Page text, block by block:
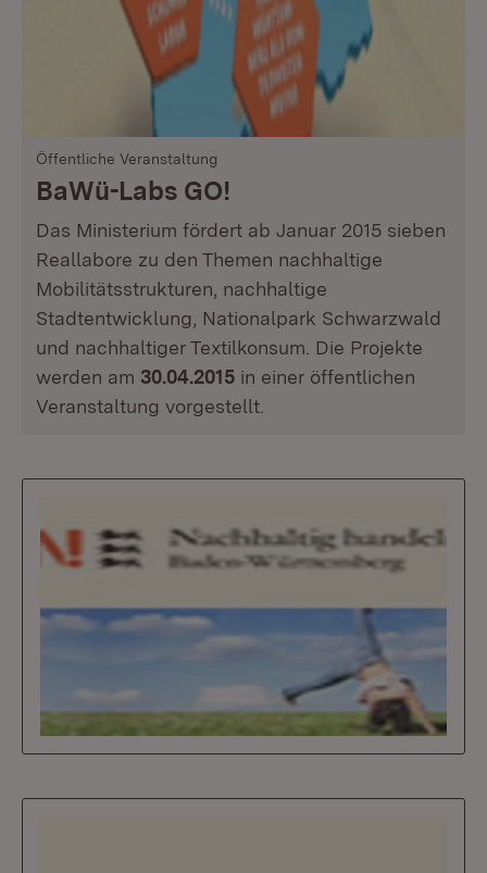
Öffentliche Veranstaltung
BaWü-Labs GO!
Das Ministerium fördert ab Januar 2015 sieben
Reallabore zu den Themen nachhaltige
Mobilitätsstrukturen, nachhaltige
Stadtentwicklung, Nationalpark Schwarzwald
und nachhaltiger Textilkonsum. Die Projekte
werden am 30.04.2015 in einer öffentlichen
Veranstaltung vorgestellt.